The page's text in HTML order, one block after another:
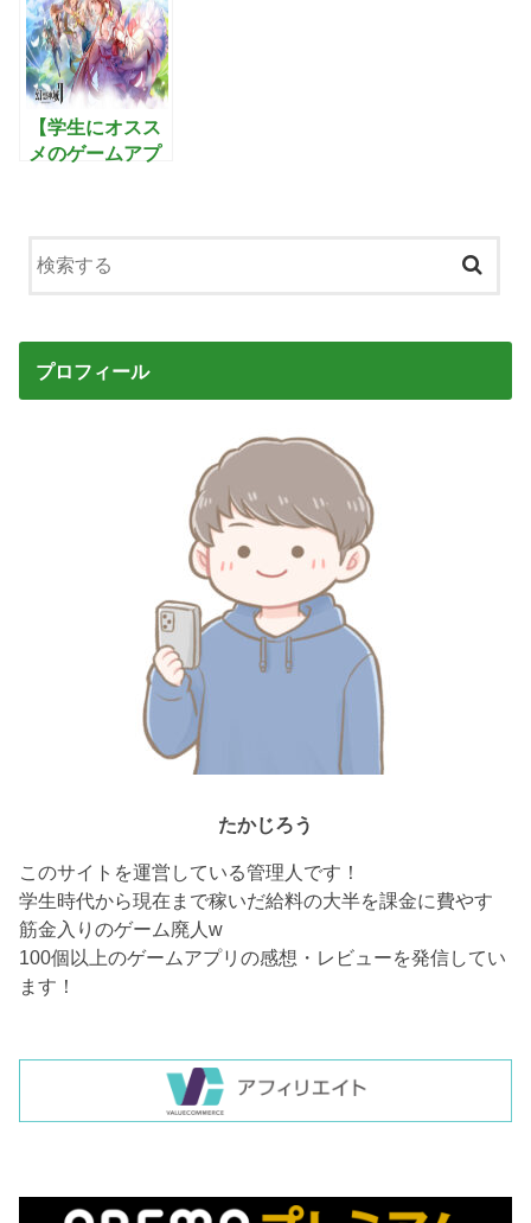
活できるマッチ
ングアプリ！
【学生にオスス
メのゲームアプ
ぼすファンタジ
プロフィール
たかじろう
このサイトを運営している管理人です！
学生時代から現在まで稼いだ給料の大半を課金に費やす
筋金入りのゲーム廃人w
100個以上のゲームアプリの感想・レビューを発信してい
ます！